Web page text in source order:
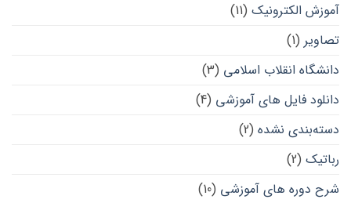
آموزش الکترونیک (11)
تصاویر (1)
دانشگاه انقلاب اسلامی (3)
دانلود فایل های آموزشی (4)
دسته‌بندی نشده (2)
رباتیک (2)
شرح دوره های آموزشی (10)